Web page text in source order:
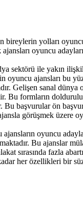
yolları
oyuncu
sektörü ile yakın
ajansları bu
Gelişen sanal
formların
başvurular ön
görüşmek üzere
oyuncu
Bu ajanslar
sırasında fazla
her özellikleri bir